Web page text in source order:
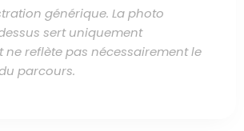
générique. La photo
sert uniquement
ne reflète pas nécessairement le
parcours.